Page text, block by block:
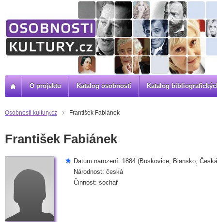
Osobnosti kultury.cz František Fabiánek
František Fabiánek
Datum narození: 1884 (Boskovice, Blansko,
Národnost: česká
Činnost: sochař
O projektu Katalog osobností Katalog